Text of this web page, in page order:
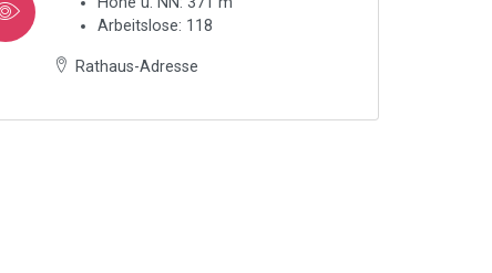
Arbeitslose: 118
Rathaus-Adresse